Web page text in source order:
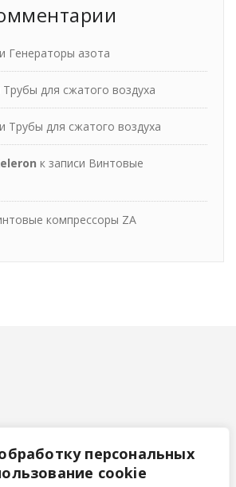
персональных
cookie
Генераторы азота
Трубы для сжатого воздуха
Трубы для сжатого воздуха
к записи Винтовые
компрессоры ZA